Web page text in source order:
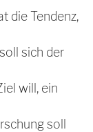
die Tendenz,
sich der
will, ein
soll